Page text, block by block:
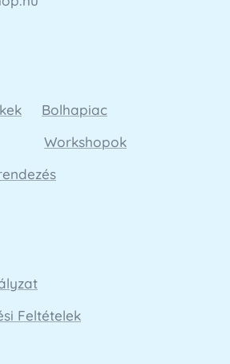
Bolhapiac
Workshopok
Feltételek